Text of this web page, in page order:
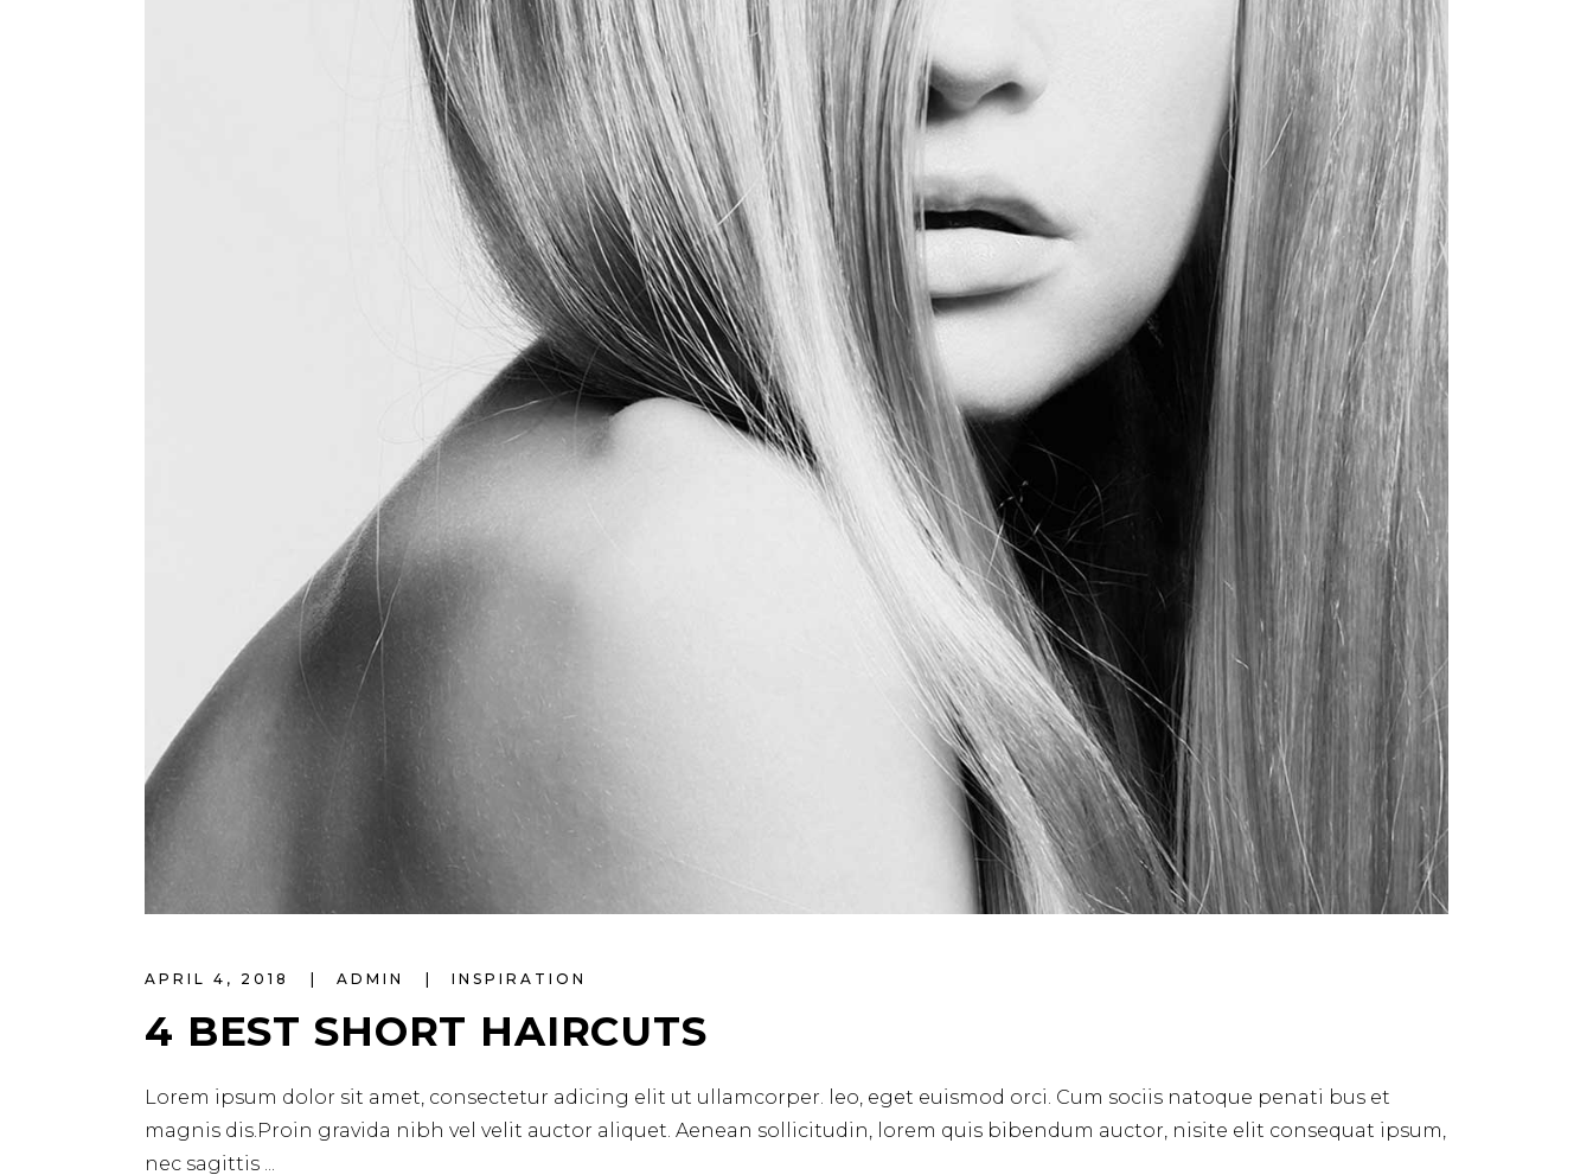
APRIL 4, 2018 ADMIN INSPIRATION
4 BEST SHORT HAIRCUTS
Lorem ipsum dolor sit amet, consectetur adicing elit ut ullamcorper. leo, eget euismod orci. Cum sociis natoque penati bus et
magnis dis.Proin gravida nibh vel velit auctor aliquet. Aenean sollicitudin, lorem quis bibendum auctor, nisite elit consequat ipsum,
nec sagittis